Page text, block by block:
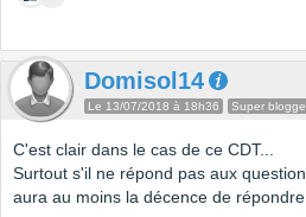
Domisol14
Le 13/07/2018 à 18h36 Super
C'est clair dans le cas de ce CDT...
Surtout s'il ne répond pas aux
aura au moins la décence de